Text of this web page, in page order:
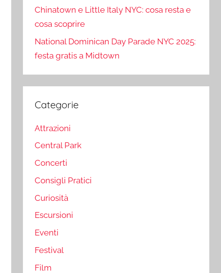
Chinatown e Little Italy NYC: cosa resta e
cosa scoprire
National Dominican Day Parade NYC 2025:
festa gratis a Midtown
Categorie
Attrazioni
Central Park
Concerti
Consigli Pratici
Curiosità
Escursioni
Eventi
Festival
Film